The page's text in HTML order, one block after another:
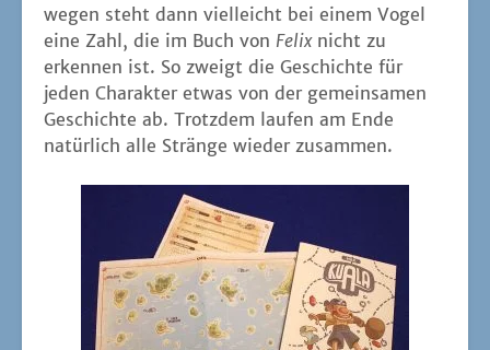
we­gen steht dann viel­leicht bei einem Vogel
eine Zahl, die im Buch von Felixnicht zu
erken­nen ist. So zweigt die Geschich­te für
jeden Cha­rak­ter etwas von der gemein­sa­men
Geschich­te ab. Trotz­dem lau­fen am Ende
natür­lich alle Strän­ge wie­der zusammen.